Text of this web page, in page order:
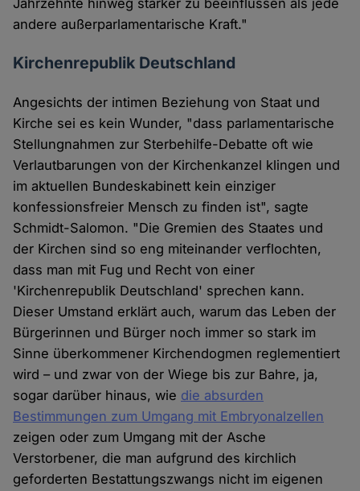
Jahrzehnte hinweg stärker zu beeinflussen als jede
andere außerparlamentarische Kraft."
Kirchenrepublik Deutschland
Angesichts der intimen Beziehung von Staat und
Kirche sei es kein Wunder, "dass parlamentarische
Stellungnahmen zur Sterbehilfe-Debatte oft wie
Verlautbarungen von der Kirchenkanzel klingen und
im aktuellen Bundeskabinett kein einziger
konfessionsfreier Mensch zu finden ist", sagte
Schmidt-Salomon. "Die Gremien des Staates und
der Kirchen sind so eng miteinander verflochten,
dass man mit Fug und Recht von einer
'Kirchenrepublik Deutschland' sprechen kann.
Dieser Umstand erklärt auch, warum das Leben der
Bürgerinnen und Bürger noch immer so stark im
Sinne überkommener Kirchendogmen reglementiert
wird – und zwar von der Wiege bis zur Bahre, ja,
sogar darüber hinaus, wie die absurden
Bestimmungen zum Umgang mit Embryonalzellen
zeigen oder zum Umgang mit der Asche
Verstorbener, die man aufgrund des kirchlich
geforderten Bestattungszwangs nicht im eigenen